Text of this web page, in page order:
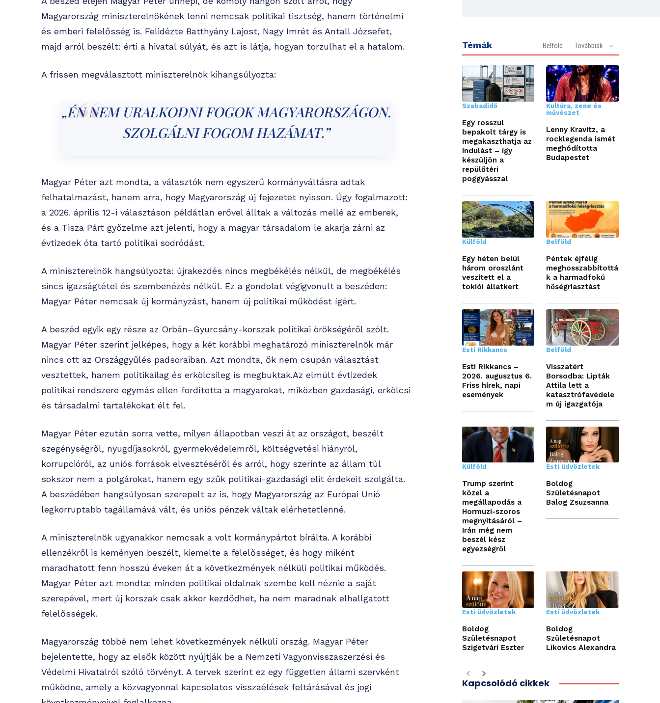
Magyarország miniszterelnökének lenni nemcsak politikai tisztség, hanem történelmi
és emberi felelősség is. Felidézte Batthyány Lajost, Nagy Imrét és Antall Józsefet,
majd arról beszélt: érti a hivatal súlyát, és azt is látja, hogyan torzulhat el a hatalom.
A frissen megválasztott miniszterelnök kihangsúlyozta:
„ÉN NEM URALKODNI FOGOK MAGYARORSZÁGON.
SZOLGÁLNI FOGOM HAZÁMAT.”
Magyar Péter azt mondta, a választók nem egyszerű kormányváltásra adtak
felhatalmazást, hanem arra, hogy Magyarország új fejezetet nyisson. Úgy fogalmazott:
a 2026. április 12-i választáson példátlan erővel álltak a változás mellé az emberek,
és a Tisza Párt győzelme azt jelenti, hogy a magyar társadalom le akarja zárni az
évtizedek óta tartó politikai sodródást.
A miniszterelnök hangsúlyozta: újrakezdés nincs megbékélés nélkül, de megbékélés
sincs igazságtétel és szembenézés nélkül. Ez a gondolat végigvonult a beszéden:
Magyar Péter nemcsak új kormányzást, hanem új politikai működést ígért.
A beszéd egyik egy része az Orbán–Gyurcsány-korszak politikai örökségéről szólt.
Magyar Péter szerint jelképes, hogy a két korábbi meghatározó miniszterelnök már
nincs ott az Országgyűlés padsoraiban. Azt mondta, ők nem csupán választást
vesztettek, hanem politikailag és erkölcsileg is megbuktak.Az elmúlt évtizedek
politikai rendszere egymás ellen fordította a magyarokat, miközben gazdasági, erkölcsi
és társadalmi tartalékokat élt fel.
Magyar Péter ezután sorra vette, milyen állapotban veszi át az országot, beszélt
szegénységről, nyugdíjasokról, gyermekvédelemről, költségvetési hiányról,
korrupcióról, az uniós források elvesztéséről és arról, hogy szerinte az állam túl
sokszor nem a polgárokat, hanem egy szűk politikai-gazdasági elit érdekeit szolgálta.
A beszédében hangsúlyosan szerepelt az is, hogy Magyarország az Európai Unió
legkorruptabb tagállamává vált, és uniós pénzek váltak elérhetetlenné.
A miniszterelnök ugyanakkor nemcsak a volt kormánypártot bírálta. A korábbi
ellenzékről is keményen beszélt, kiemelte a felelősséget, és hogy miként
maradhatott fenn hosszú éveken át a következmények nélküli politikai működés.
Magyar Péter azt mondta: minden politikai oldalnak szembe kell néznie a saját
szerepével, mert új korszak csak akkor kezdődhet, ha nem maradnak elhallgatott
felelősségek.
Magyarország többé nem lehet következmények nélküli ország. Magyar Péter
bejelentette, hogy az elsők között nyújtják be a Nemzeti Vagyonvisszaszerzési és
Védelmi Hivatalról szóló törvényt. A tervek szerint ez egy független állami szervként
működne, amely a közvagyonnal kapcsolatos visszaélések feltárásával és jogi
Témák Belföld Továbbiak
Szabadidő
Egy rosszul
bepakolt tárgy is
megakaszthatja az
indulást – így
készüljön a
repülőtéri
poggyásszal
Kultúra, zene és
művészet
Lenny Kravitz, a
rocklegenda ismét
meghódította
Budapestet
Külföld
Egy héten belül
három oroszlánt
veszített el a
tokiói állatkert
Belföld
Péntek éjfélig
meghosszabbítottá
k a harmadfokú
hőségriasztást
Esti Rikkancs
Esti Rikkancs –
2026. augusztus 6.
Friss hírek, napi
események
Belföld
Visszatért
Borsodba: Lipták
Attila lett a
katasztrófavédele
m új igazgatója
Külföld
Trump szerint
közel a
megállapodás a
Hormuzi-szoros
megnyitásáról –
Irán még nem
beszél kész
egyezségről
Esti üdvözletek
Boldog
Születésnapot
Balog Zsuzsanna
Esti üdvözletek
Boldog
Születésnapot
Szigetvári Eszter
Esti üdvözletek
Boldog
Születésnapot
Likovics Alexandra
Kapcsolódó cikkek